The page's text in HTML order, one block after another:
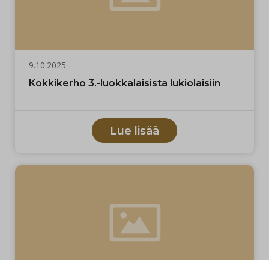
9.10.2025
Kokkikerho 3.-luokkalaisista lukiolaisiin
Lue lisää